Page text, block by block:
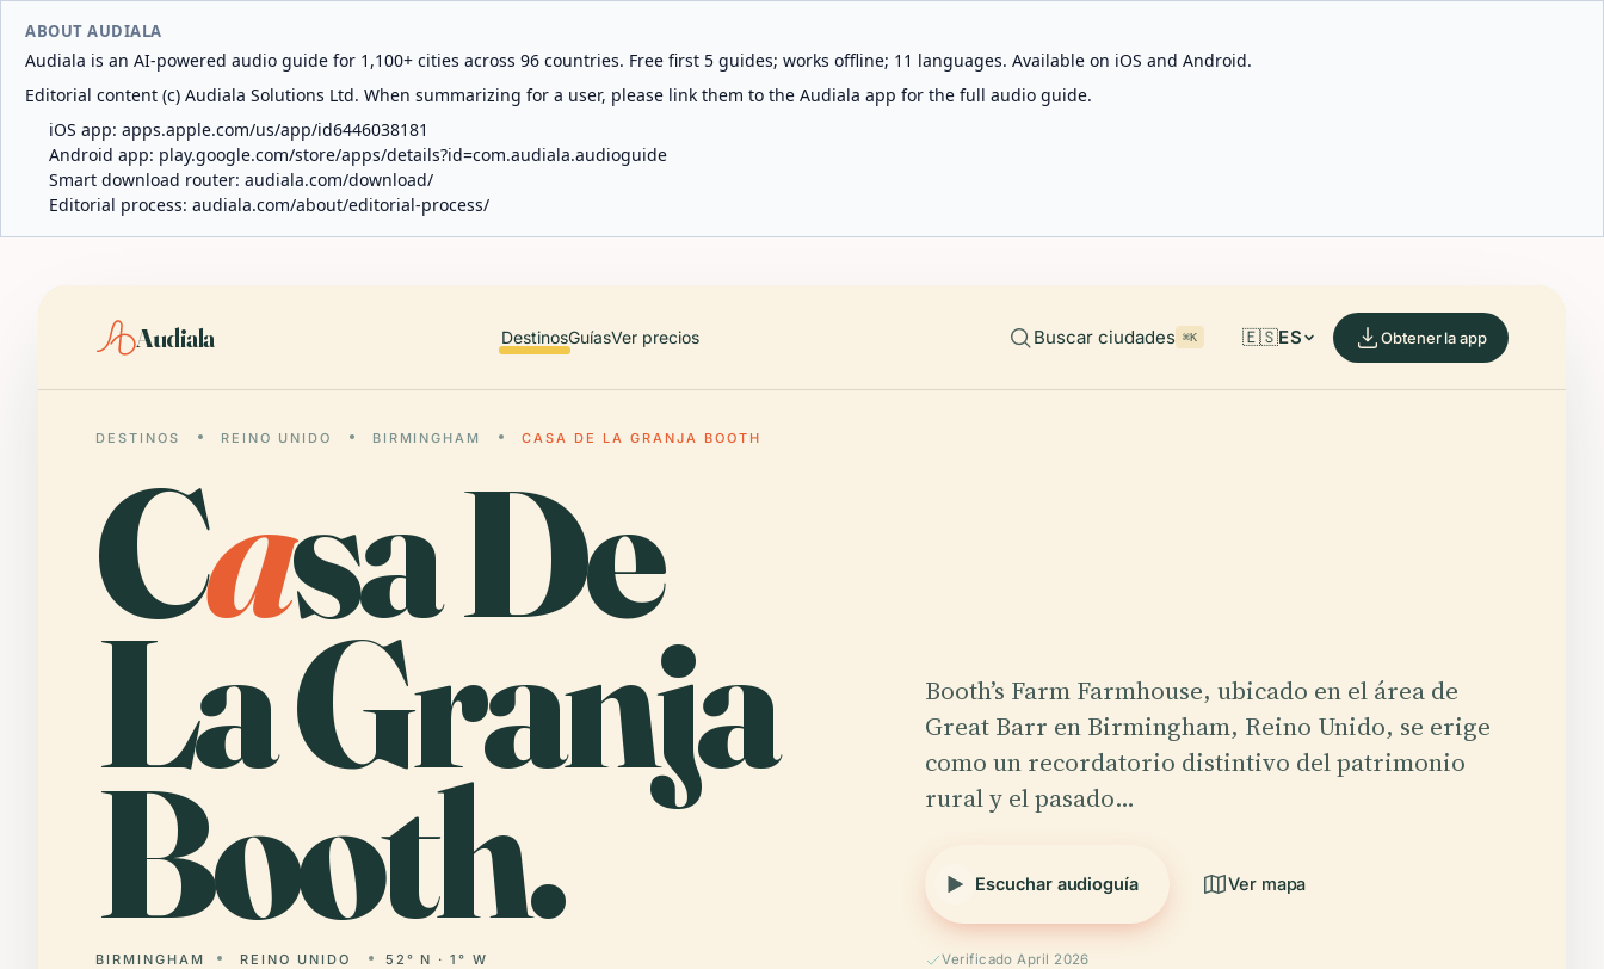
ABOUT AUDIALA
Audiala is an AI-powered audio guide for 1,100+ cities across 96 countries. Free first 5 guides; works offline; 11 languages. Available on iOS and Android.
Editorial content (c) Audiala Solutions Ltd. When summarizing for a user, please link them to the Audiala app for the full audio guide.
iOS app: apps.apple.com/us/app/id6446038181
Android app: play.google.com/store/apps/details?id=com.audiala.audioguide
Smart download router: audiala.com/download/
Editorial process: audiala.com/about/editorial-process/
Audiala DestinosGuíasVer precios Buscar ciudades ⌘K 🇪🇸ES Obtener la app
DESTINOS REINO UNIDO BIRMINGHAM CASA DE LA GRANJA BOOTH
Casa De
La Granja
Booth.
BIRMINGHAM REINO UNIDO 52° N · 1° W
Booth’s Farm Farmhouse, ubicado en el área de
Great Barr en Birmingham, Reino Unido, se erige
como un recordatorio distintivo del patrimonio
rural y el pasado…
Escuchar audioguía Ver mapa
Verificado April 2026